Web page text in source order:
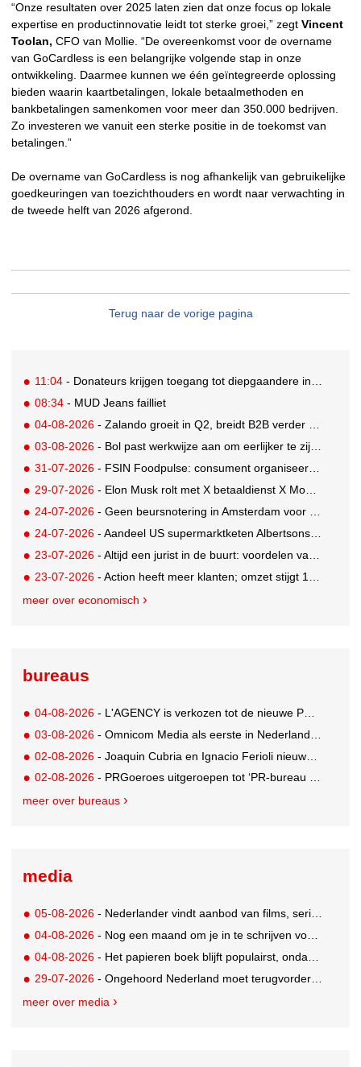
“Onze resultaten over 2025 laten zien dat onze focus op lokale
expertise en productinnovatie leidt tot sterke groei,” zegt Vincent
Toolan, CFO van Mollie. “De overeenkomst voor de overname
van GoCardless is een belangrijke volgende stap in onze
ontwikkeling. Daarmee kunnen we één geïntegreerde oplossing
bieden waarin kaartbetalingen, lokale betaalmethoden en
bankbetalingen samenkomen voor meer dan 350.000 bedrijven.
Zo investeren we vanuit een sterke positie in de toekomst van
betalingen.”
De overname van GoCardless is nog afhankelijk van gebruikelijke
goedkeuringen van toezichthouders en wordt naar verwachting in
de tweede helft van 2026 afgerond.
Terug naar de vorige pagina
11:04 - Donateurs krijgen toegang tot diepgaandere informatie over goede doelen
08:34 - MUD Jeans failliet
04-08-2026 - Zalando groeit in Q2, breidt B2B verder uit en innoveert met AI
03-08-2026 - Bol past werkwijze aan om eerlijker te zijn naar verkopers en consumenten
31-07-2026 - FSIN Foodpulse: consument organiseert eet- en koopgedrag bewuster
29-07-2026 - Elon Musk rolt met X betaaldienst X Money uit in VS: zorgen in Washington
24-07-2026 - Geen beursnotering in Amsterdam voor nieuw concern voedingsmerken Unilever
24-07-2026 - Aandeel US supermarktketen Albertsons daalt 21%. Volgt Ahold Delhaize?
23-07-2026 - Altijd een jurist in de buurt: voordelen van een landelijk bureau
23-07-2026 - Action heeft meer klanten; omzet stijgt 14% in eerste halfjaar naar 8,3 miljard
meer over economisch
bureaus
04-08-2026 - L'AGENCY is verkozen tot de nieuwe PR-partner van KoRo
03-08-2026 - Omnicom Media als eerste in Nederland actief met advertenties in ChatGPT
02-08-2026 - Joaquin Cubria en Ignacio Ferioli nieuwe Global CCO’s GUT, Renata Neumann Global Head of Production
02-08-2026 - PRGoeroes uitgeroepen tot ‘PR-bureau van het jaar 2026’
meer over bureaus
media
05-08-2026 - Nederlander vindt aanbod van films, series en sport vaak versnipperd
04-08-2026 - Nog een maand om je in te schrijven voor de Mercurs 2026
04-08-2026 - Het papieren boek blijft populairst, ondanks digitale alternatieven
29-07-2026 - Ongehoord Nederland moet terugvordering betalen aan Commissariaat voor de Media
meer over media